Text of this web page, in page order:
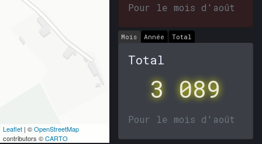
Leaflet | ©OpenStreetMap
contributors ©CARTO
Pour le mois d'août
Mois Année Total
Total
3 089
Pour le mois d'août